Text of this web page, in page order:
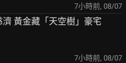
7小時前, 08/07
濟 黃金藏「天空樹」豪宅
7小時前, 08/07